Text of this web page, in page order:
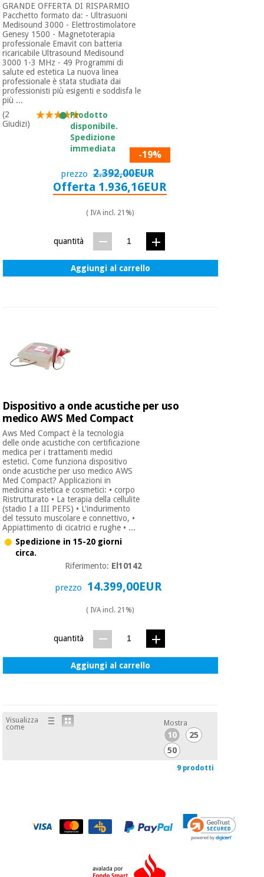
GRANDE OFFERTA DI RISPARMIO
Pacchetto formato da: - Ultrasuoni
Medisound 3000 - Elettrostimolatore
Genesy 1500 - Magnetoterapia
professionale Emavit con batteria
ricaricabile Ultrasound Medisound
3000 1-3 MHz - 49 Programmi di
salute ed estetica La nuova linea
professionale è stata studiata dai
professionisti più esigenti e soddisfa le
più ...
(2
Giudizi)
Prodotto
disponibile.
Spedizione
immediata
-19%
prezzo 2.392,00EUR
Offerta 1.936,16EUR
( IVA incl. 21%)
quantità
Aggiungi al carrello
Dispositivo a onde acustiche per uso
medico AWS Med Compact
Aws Med Compact è la tecnologia
delle onde acustiche con certificazione
medica per i trattamenti medici
estetici. Come funziona dispositivo
onde acustiche per uso medico AWS
Med Compact? Applicazioni in
medicina estetica e cosmetici: • corpo
Ristrutturato • La terapia della cellulite
(stadio I a III PEFS) • L'indurimento
del tessuto muscolare e connettivo, •
Appiattimento di cicatrici e rughe • ...
Spedizione in 15-20 giorni
circa.
Riferimento: El10142
prezzo 14.399,00EUR
( IVA incl. 21%)
quantità
Aggiungi al carrello
Visualizza
come
Mostra
10
25
50
9 prodotti